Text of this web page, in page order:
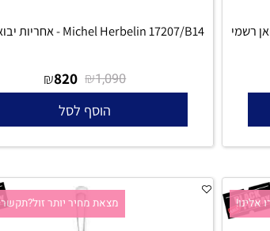
Michel Herbelin 17207/B14 - אחריות יבואן רשמי
₪1,090
₪820
הוסף לסל